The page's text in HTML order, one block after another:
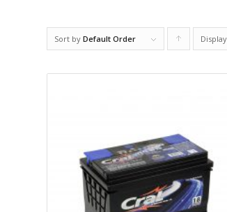
Sort by Default Order Click
Display